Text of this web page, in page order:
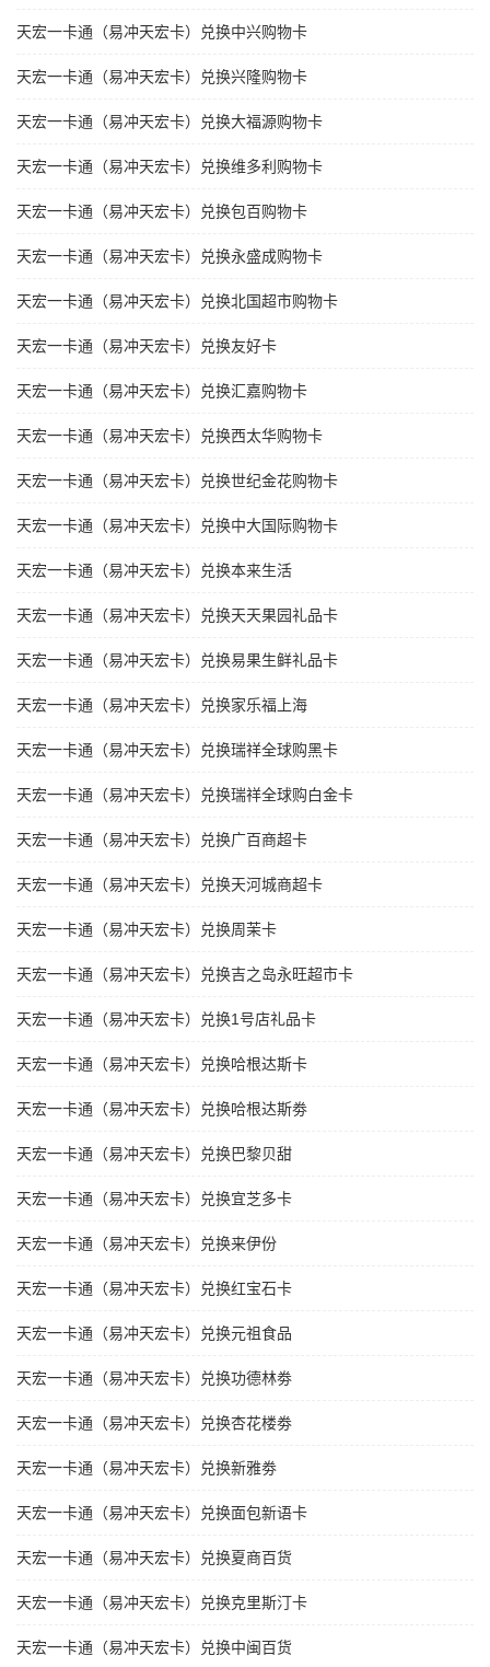
天宏一卡通（易冲天宏卡）兑换中兴购物卡
天宏一卡通（易冲天宏卡）兑换兴隆购物卡
天宏一卡通（易冲天宏卡）兑换大福源购物卡
天宏一卡通（易冲天宏卡）兑换维多利购物卡
天宏一卡通（易冲天宏卡）兑换包百购物卡
天宏一卡通（易冲天宏卡）兑换永盛成购物卡
天宏一卡通（易冲天宏卡）兑换北国超市购物卡
天宏一卡通（易冲天宏卡）兑换友好卡
天宏一卡通（易冲天宏卡）兑换汇嘉购物卡
天宏一卡通（易冲天宏卡）兑换西太华购物卡
天宏一卡通（易冲天宏卡）兑换世纪金花购物卡
天宏一卡通（易冲天宏卡）兑换中大国际购物卡
天宏一卡通（易冲天宏卡）兑换本来生活
天宏一卡通（易冲天宏卡）兑换天天果园礼品卡
天宏一卡通（易冲天宏卡）兑换易果生鲜礼品卡
天宏一卡通（易冲天宏卡）兑换家乐福上海
天宏一卡通（易冲天宏卡）兑换瑞祥全球购黑卡
天宏一卡通（易冲天宏卡）兑换瑞祥全球购白金卡
天宏一卡通（易冲天宏卡）兑换广百商超卡
天宏一卡通（易冲天宏卡）兑换天河城商超卡
天宏一卡通（易冲天宏卡）兑换周茉卡
天宏一卡通（易冲天宏卡）兑换吉之岛永旺超市卡
天宏一卡通（易冲天宏卡）兑换1号店礼品卡
天宏一卡通（易冲天宏卡）兑换哈根达斯卡
天宏一卡通（易冲天宏卡）兑换哈根达斯劵
天宏一卡通（易冲天宏卡）兑换巴黎贝甜
天宏一卡通（易冲天宏卡）兑换宜芝多卡
天宏一卡通（易冲天宏卡）兑换来伊份
天宏一卡通（易冲天宏卡）兑换红宝石卡
天宏一卡通（易冲天宏卡）兑换元祖食品
天宏一卡通（易冲天宏卡）兑换功德林劵
天宏一卡通（易冲天宏卡）兑换杏花楼劵
天宏一卡通（易冲天宏卡）兑换新雅劵
天宏一卡通（易冲天宏卡）兑换面包新语卡
天宏一卡通（易冲天宏卡）兑换夏商百货
天宏一卡通（易冲天宏卡）兑换克里斯汀卡
天宏一卡通（易冲天宏卡）兑换中闽百货